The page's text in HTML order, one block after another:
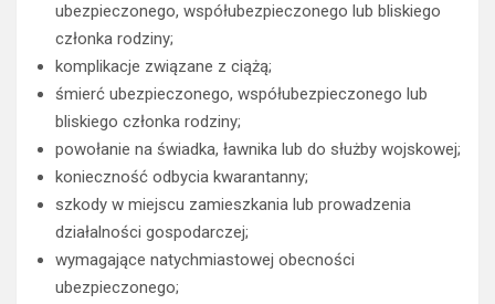
ubezpieczonego, współubezpieczonego lub bliskiego
członka rodziny;
komplikacje związane z ciążą;
śmierć ubezpieczonego, współubezpieczonego lub
bliskiego członka rodziny;
powołanie na świadka, ławnika lub do służby wojskowej;
konieczność odbycia kwarantanny;
szkody w miejscu zamieszkania lub prowadzenia
działalności gospodarczej;
wymagające natychmiastowej obecności
ubezpieczonego;